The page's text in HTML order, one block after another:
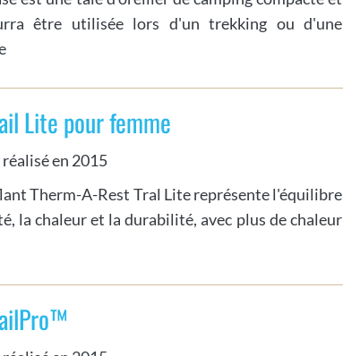
être utilisée lors d'un trekking ou d'une
Lite pour femme
en 2015
Therm-A-Rest Tral Lite représente l'équilibre
la chaleur et la durabilité, avec plus de chaleur